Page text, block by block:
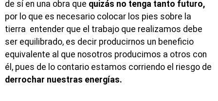
de sí en una obra que quizás no tenga tanto futuro,
por lo que es necesario colocar los pies sobre la
tierra entender que el trabajo que realizamos debe
ser equilibrado, es decir producirnos un beneficio
equivalente al que nosotros producimos a otros con
él, pues de lo contario estamos corriendo el riesgo de
derrochar nuestras energías.